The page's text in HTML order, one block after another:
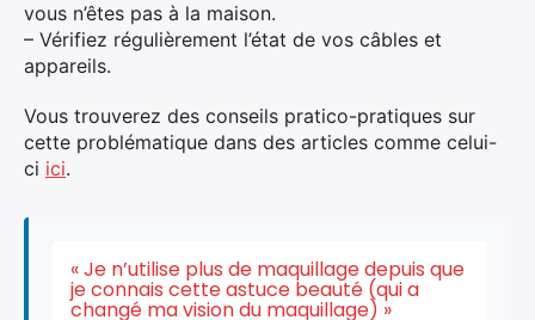
vous n’êtes pas à la maison.
– Vérifiez régulièrement l’état de vos câbles et
appareils.
Vous trouverez des conseils pratico-pratiques sur
cette problématique dans des articles comme celui-
ci ici.
« Je n’utilise plus de maquillage depuis que
je connais cette astuce beauté (qui a
changé ma vision du maquillage) »